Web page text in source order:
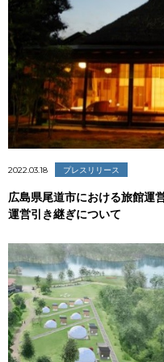
2022.03.18 プレスリリース
広島県尾道市における旅館運
運営引き継ぎについて